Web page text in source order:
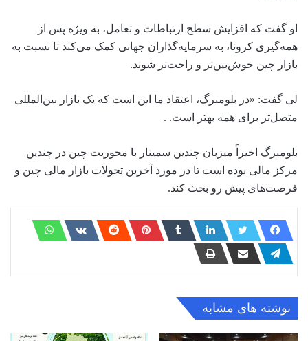
او گفت که افزایش سطح ارتباطات و تعامل، به ویژه پس از
همه‌گیری کرونا، به سرمایه‌گذاران جهانی کمک می‌کند تا نسبت به
بازار چین خوش‌بین‌تر و راحت‌تر شوند.
لی گفت: «در بلومبرگ، اعتقاد ما این است که یک بازار بین‌المللی
متصل‌تر برای همه بهتر است. .
بلومبرگ اخیراً میزبان چندین سمینار با محوریت چین در چندین
مرکز مالی بوده است تا در مورد آخرین تحولات بازار مالی چین و
فرصت‌های پیش رو بحث کند.
نوشته های مشابه